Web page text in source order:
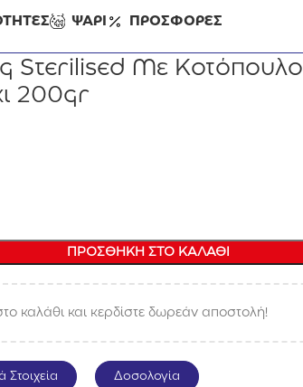
ΨΑΡΙ ΠΡΟΣΦΟΡΕΣ
Sterilised Με Κοτόπουλο
200gr
ΠΡΟΣΘΉΚΗ ΣΤΟ ΚΑΛΆΘΙ
καλάθι και κερδίστε δωρεάν αποστολή!
Στοιχεία Δοσολογία